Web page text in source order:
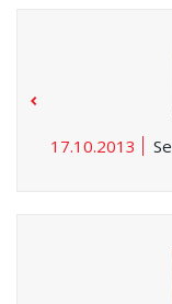
17.10.2013